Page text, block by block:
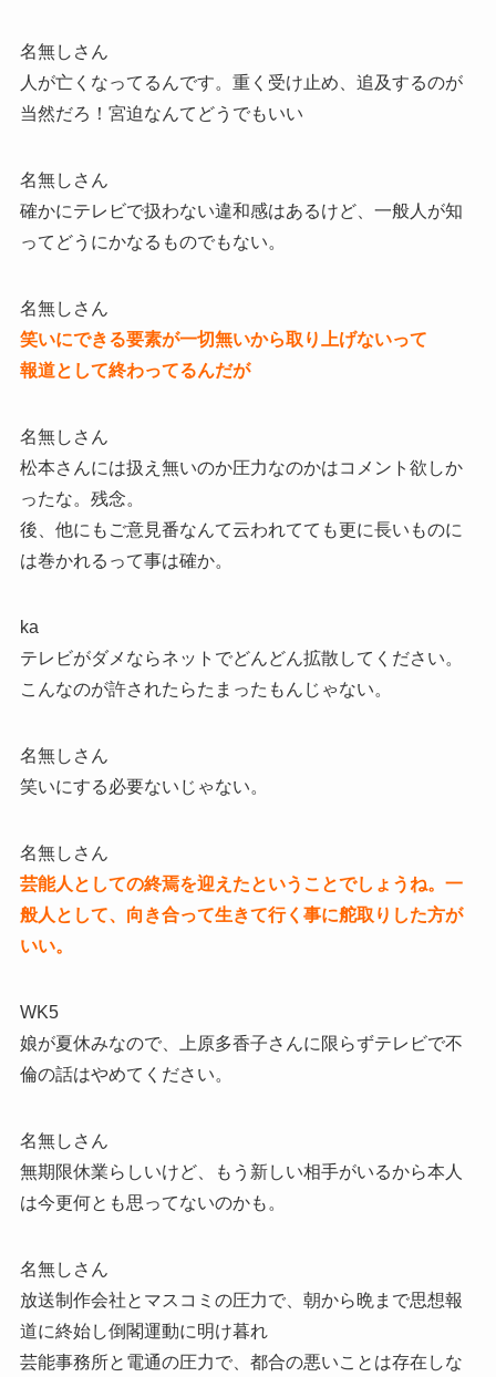
名無しさん
人が亡くなってるんです。重く受け止め、追及するのが
当然だろ！宮迫なんてどうでもいい
名無しさん
確かにテレビで扱わない違和感はあるけど、一般人が知
ってどうにかなるものでもない。
名無しさん
笑いにできる要素が一切無いから取り上げないって
報道として終わってるんだが
名無しさん
松本さんには扱え無いのか圧力なのかはコメント欲しか
ったな。残念。
後、他にもご意見番なんて云われてても更に長いものに
は巻かれるって事は確か。
ka
テレビがダメならネットでどんどん拡散してください。
こんなのが許されたらたまったもんじゃない。
名無しさん
笑いにする必要ないじゃない。
名無しさん
芸能人としての終焉を迎えたということでしょうね。一
般人として、向き合って生きて行く事に舵取りした方が
いい。
WK5
娘が夏休みなので、上原多香子さんに限らずテレビで不
倫の話はやめてください。
名無しさん
無期限休業らしいけど、もう新しい相手がいるから本人
は今更何とも思ってないのかも。
名無しさん
放送制作会社とマスコミの圧力で、朝から晩まで思想報
道に終始し倒閣運動に明け暮れ
芸能事務所と電通の圧力で、都合の悪いことは存在しな